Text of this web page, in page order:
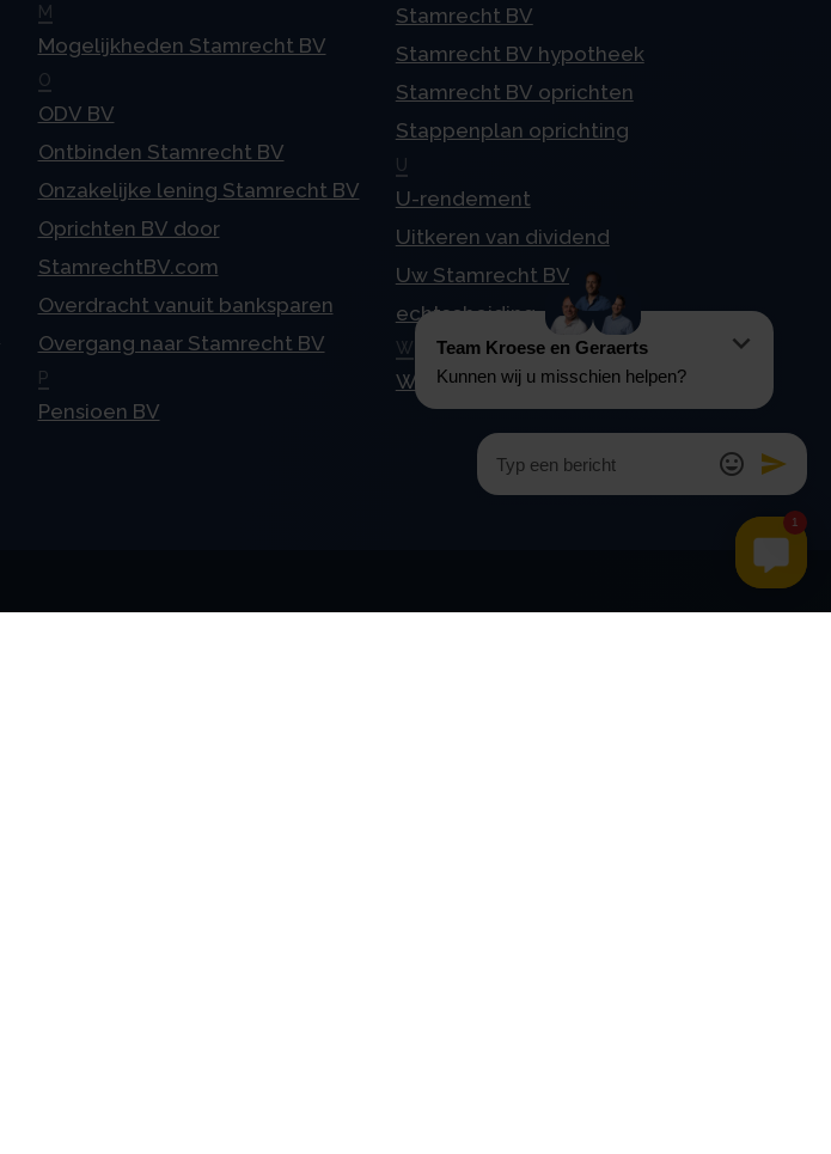
M
Mogelijkheden Stamrecht BV
O
ODV BV
Ontbinden Stamrecht BV
Onzakelijke lening Stamrecht BV
Oprichten BV door
StamrechtBV.com
Overdracht vanuit banksparen
Overgang naar Stamrecht BV
P
Pensioen BV
Stamrecht BV
Stamrecht BV hypotheek
Stamrecht BV oprichten
Stappenplan oprichting
U
U-rendement
Uitkeren van dividend
Uw Stamrecht BV en
echtscheiding
W
Waardering tegen 4%